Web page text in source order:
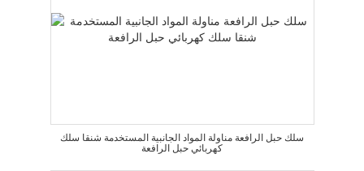
سلك حبل الرافعة مناولة المواد الجانبية المستخدمة شنقا سلك
كهربائي حبل الرافعة